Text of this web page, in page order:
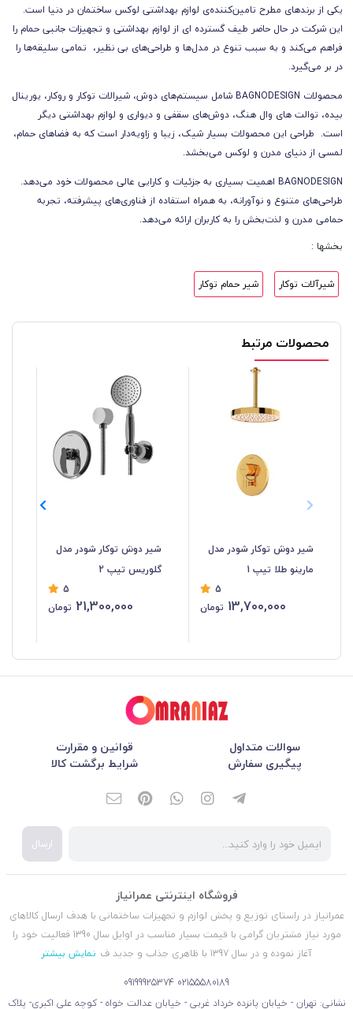
یکی از برندهای مطرح تامین‌کننده‌ی لوازم بهداشتی لوکس ساختمان در دنیا است.
این شرکت در حال حاضر طیف گسترده ای از لوازم بهداشتی و تجهیزات جانبی حمام را
فراهم می‌کند و به سبب تنوع در مدل‌ها و طراحی‌های بی نظیر، تمامی سلیقه‌ها را
در بر می‌گیرد.
محصولات BAGNODESIGN شامل سیستم‌های دوش، شیرالات توکار و روکار، یورینال
بیده، توالت های وال هنگ، دوش‌های سقفی و دیواری و لوازم بهداشتی دیگر
است. طراحی این محصولات بسیار شیک، زیبا و زاویه‌دار است که به فضاهای حمام،
لمسی از دنیای مدرن و لوکس می‌بخشد.
BAGNODESIGN اهمیت بسیاری به جزئیات و کارایی عالی محصولات خود می‌دهد.
طراحی‌های متنوع و نوآورانه، به همراه استفاده از فناوری‌های پیشرفته، تجربه
حمامی مدرن و لذت‌بخش را به کاربران ارائه می‌دهد.
بخشها :
شیرآلات توکار شیر حمام توکار
محصولات مرتبط
شیر دوش توکار شودر مدل
مارینو طلا تیپ 1
5
13,700,000 تومان
شیر دوش توکار شودر مدل
گلوریس تیپ 2
5
21,300,000 تومان
سوالات متداول
قوانین و مقرارت
پیگیری سفارش
شرایط برگشت کالا
ارسال
فروشگاه اینترنتی عمرانیاز
عمرانیاز در راستای توزیع و پخش لوازم و تجهیزات ساختمانی با هدف ارسال کالاهای
مورد نیاز مشتریان گرامی با قیمت بسیار مناسب در اوایل سال 1390 فعالیت خود را
آغاز نموده و در سال 1397 با ظاهری جذاب و جدید ف
نمایش بیشتر
02155580189
09199925374
نشانی: تهران - خیابان پانزده خرداد غربی - خیابان عدالت خواه - کوچه علی اکبری- پلاک